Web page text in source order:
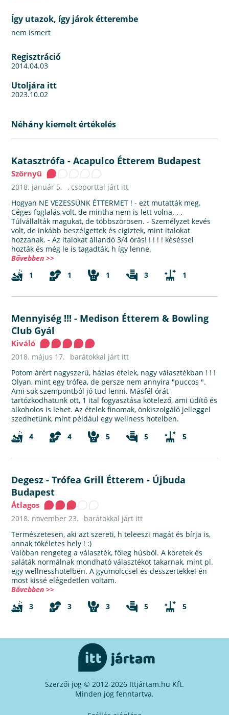
Így utazok, így járok étterembe
nem ismert
Regisztráció
2014.04.03
Utoljára itt
2023.10.02
Néhány kiemelt értékelés
Katasztrófa - Acapulco Étterem Budapest
Szörnyű
2018. január 5.
, csoporttal járt itt
Hogyan NE VEZESSÜNK ÉTTERMET ! - ezt mutatták meg.
Céges foglalás volt, de mintha nem is lett volna. . .
Túlvállalták magukat, de többszörösen. - Személyzet kevés
volt, de inkább beszélgettek és cigiztek, mint italokat
hozzanak. - Az italokat állandó 3/4 órás! ! ! ! ! késéssel
hozták és még le is tagadták, h így lenne.
Bővebben >>
1
1 1 3 1
Mennyiség !!! - Medison Étterem & Bowling
Club Gyál
Kiváló
2018. május 17.
barátokkal járt itt
Potom árért nagyszerű, házias ételek, nagy választékban ! ! !
Olyan, mint egy trófea, de persze nem annyira "puccos ".
Ami sok szempontból jó tud lenni. Másfél órát
tartózkodhatunk ott, 1 ital fogyasztása kötelező, ami üdítő és
alkoholos is lehet. Az ételek finomak, önkiszolgáló jelleggel
szedhetünk, mint például egy wellness hotelben.
4
4 5 5 5
Degesz- Trófea Grill Étterem - Újbuda
Budapest
Átlagos
2018. november 23.
barátokkal járt itt
Természetesen, aki azt szereti, h teleeszi magát és bírja is,
annak tökéletes hely ! :)
Valóban rengeteg a választék, főleg húsból. A köretek és
saláták normálnak mondható választékot takarnak, mint pl.
egy wellnesshotelben. A gyümölccsel és desszertekkel én
most kissé elégedetlen voltam.
Bővebben >>
3
3 3 5 5
Szerzői jog © 2012-2026 Ittjártam.hu Kft.
Minden jog fenntartva.